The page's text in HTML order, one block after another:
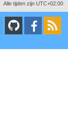
Alle tijden zijn UTC+02:00